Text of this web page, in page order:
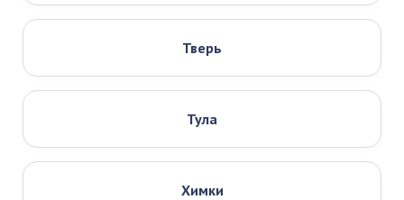
Тверь
Тула
Химки